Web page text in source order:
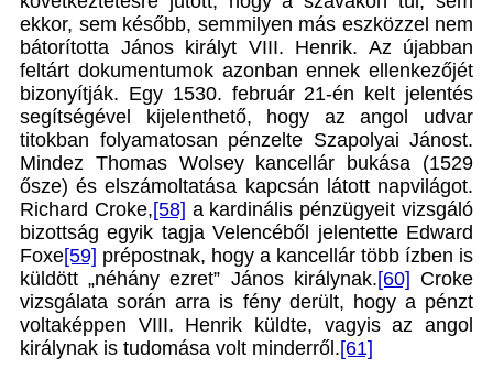
ekkor, sem később, semmilyen más eszközzel nem
bátorította János királyt VIII. Henrik. Az újabban
feltárt dokumentumok azonban ennek ellenkezőjét
bizonyítják. Egy 1530. február 21-én kelt jelentés
segítségével kijelenthető, hogy az angol udvar
titokban folyamatosan pénzelte Szapolyai Jánost.
Mindez Thomas Wolsey kancellár bukása (1529
ősze) és elszámoltatása kapcsán látott napvilágot.
Richard Croke,[58] a kardinális pénzügyeit vizsgáló
bizottság egyik tagja Velencéből jelentette Edward
Foxe[59] prépostnak, hogy a kancellár több ízben is
küldött „néhány ezret” János királynak.[60] Croke
vizsgálata során arra is fény derült, hogy a pénzt
voltaképpen VIII. Henrik küldte, vagyis az angol
királynak is tudomása volt minderről.[61]